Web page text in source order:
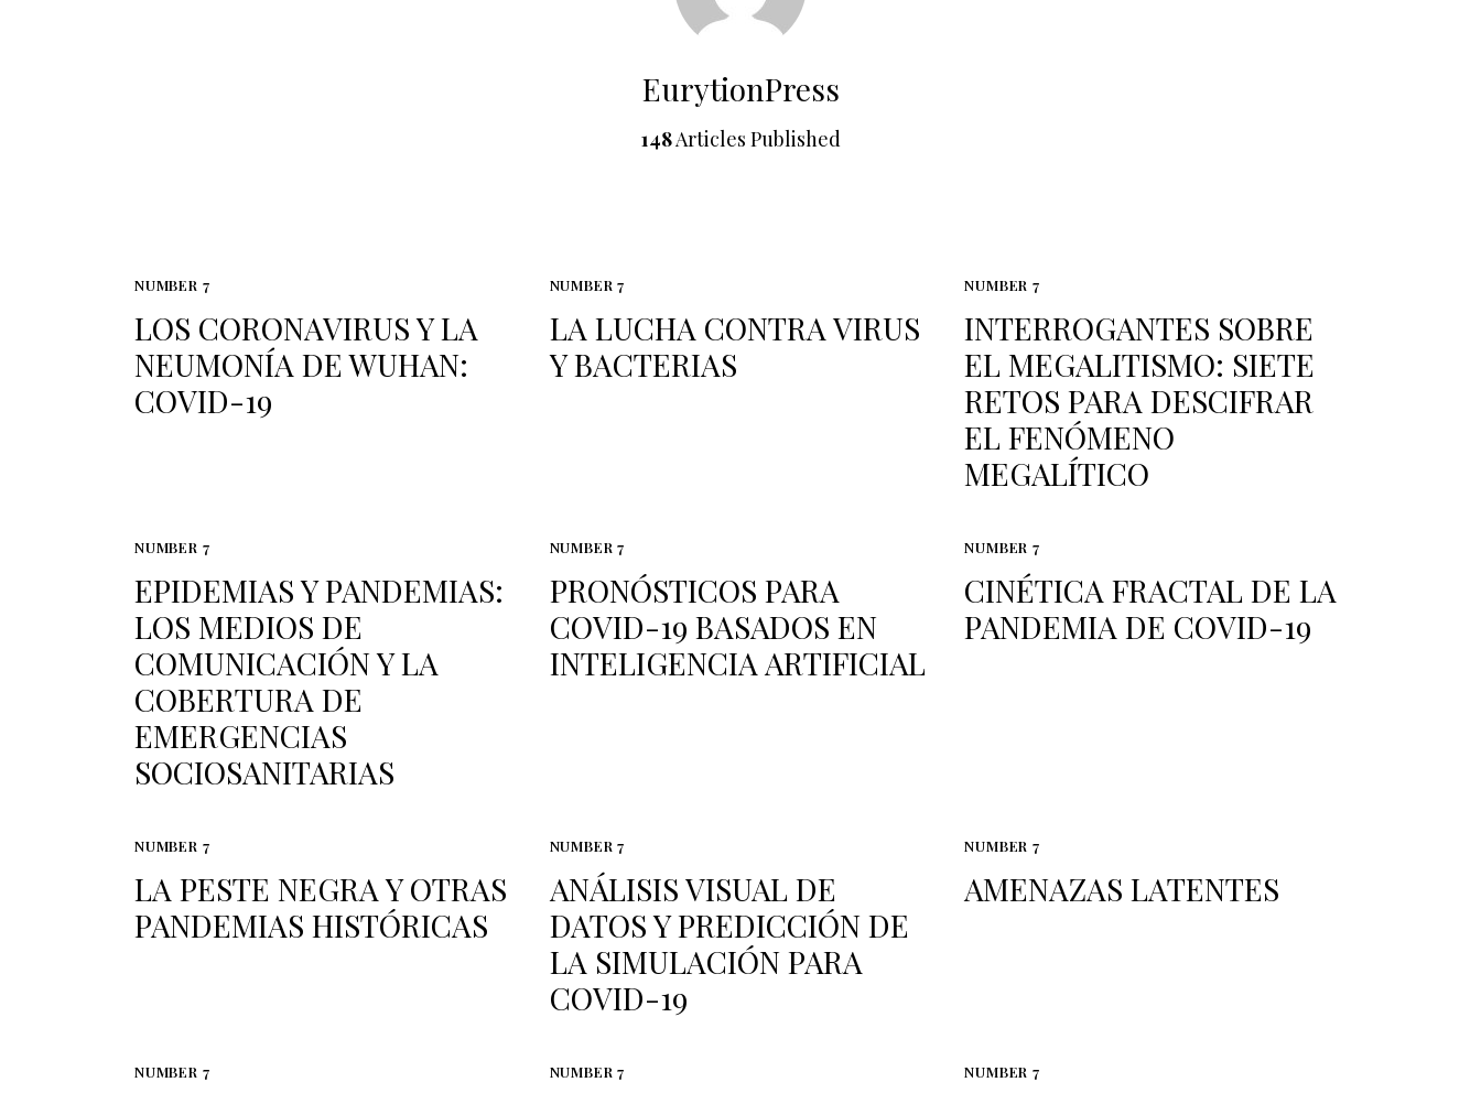
EurytionPress
148Articles Published
NUMBER 7
LOS CORONAVIRUS Y LA
NEUMONÍA DE WUHAN:
COVID-19
NUMBER 7
LA LUCHA CONTRA VIRUS
Y BACTERIAS
NUMBER 7
INTERROGANTES SOBRE
EL MEGALITISMO: SIETE
RETOS PARA DESCIFRAR
EL FENÓMENO
MEGALÍTICO
NUMBER 7
EPIDEMIAS Y PANDEMIAS:
LOS MEDIOS DE
COMUNICACIÓN Y LA
COBERTURA DE
EMERGENCIAS
SOCIOSANITARIAS
NUMBER 7
PRONÓSTICOS PARA
COVID-19 BASADOS EN
INTELIGENCIA ARTIFICIAL
NUMBER 7
CINÉTICA FRACTAL DE LA
PANDEMIA DE COVID-19
NUMBER 7
LA PESTE NEGRA Y OTRAS
PANDEMIAS HISTÓRICAS
NUMBER 7
ANÁLISIS VISUAL DE
DATOS Y PREDICCIÓN DE
LA SIMULACIÓN PARA
COVID-19
NUMBER 7
AMENAZAS LATENTES
NUMBER 7 NUMBER 7 NUMBER 7